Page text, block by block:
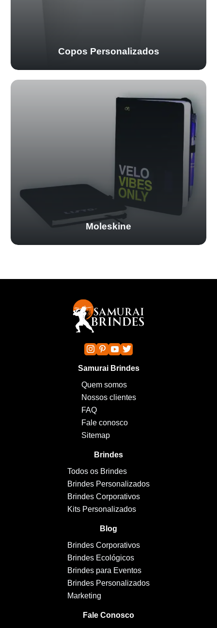
Copos Personalizados
Moleskine
Samurai Brindes
Quem somos
Nossos clientes
FAQ
Fale conosco
Sitemap
Brindes
Todos os Brindes
Brindes Personalizados
Brindes Corporativos
Kits Personalizados
Blog
Brindes Corporativos
Brindes Ecológicos
Brindes para Eventos
Brindes Personalizados
Marketing
Fale Conosco